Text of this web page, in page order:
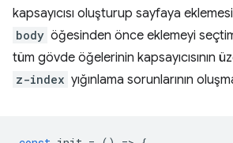
kapsayıcısı oluşturup sayfaya
body öğesinden önce eklemeyi
tüm gövde öğelerinin kapsayıcısının
z-index yığınlama sorunlarının